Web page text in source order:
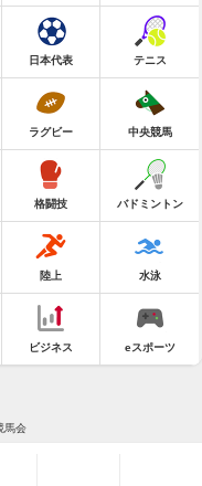
日本代表 テニス
ラグビー 中央競馬
格闘技 バドミントン
陸上 水泳
ビジネス eスポーツ
馬会